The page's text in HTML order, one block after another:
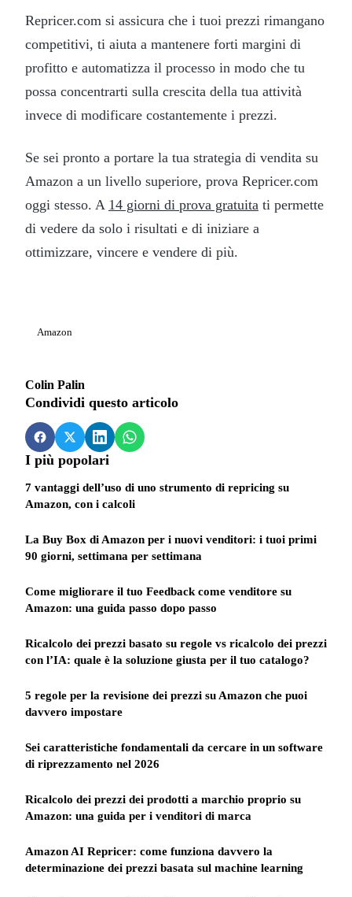
Repricer.com si assicura che i tuoi prezzi rimangano
competitivi, ti aiuta a mantenere forti margini di
profitto e automatizza il processo in modo che tu
possa concentrarti sulla crescita della tua attività
invece di modificare costantemente i prezzi.
Se sei pronto a portare la tua strategia di vendita su
Amazon a un livello superiore, prova Repricer.com
oggi stesso. A 14 giorni di prova gratuita ti permette
di vedere da solo i risultati e di iniziare a
ottimizzare, vincere e vendere di più.
Amazon
Colin Palin
Condividi questo articolo
I più popolari
7 vantaggi dell’uso di uno strumento di repricing su
Amazon, con i calcoli
La Buy Box di Amazon per i nuovi venditori: i tuoi primi
90 giorni, settimana per settimana
Come migliorare il tuo Feedback come venditore su
Amazon: una guida passo dopo passo
Ricalcolo dei prezzi basato su regole vs ricalcolo dei prezzi
con l’IA: quale è la soluzione giusta per il tuo catalogo?
5 regole per la revisione dei prezzi su Amazon che puoi
davvero impostare
Sei caratteristiche fondamentali da cercare in un software
di riprezzamento nel 2026
Ricalcolo dei prezzi dei prodotti a marchio proprio su
Amazon: una guida per i venditori di marca
Amazon AI Repricer: come funziona davvero la
determinazione dei prezzi basata sul machine learning